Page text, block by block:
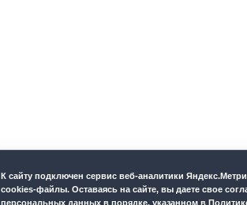
К cайту подключен сервис веб-аналитики
cookies-файлы. Оставаясь на сайте, вы даете свое
персональных данных в порядке, указанном в